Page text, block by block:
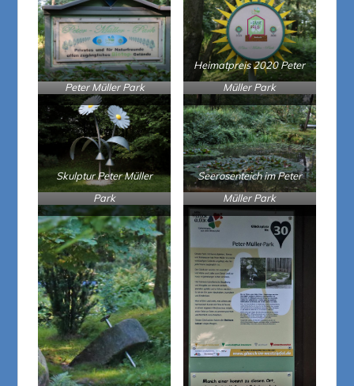
Peter Müller Park
Heimatpreis 2020 Peter
Müller Park
Skulptur Peter Müller
Park
Seerosenteich im Peter
Müller Park